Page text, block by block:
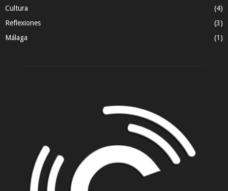
Cultura
(4)
Reflexiones
(3)
Málaga
(1)